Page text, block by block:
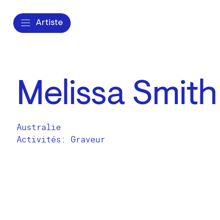
Artiste
Melissa Smith
Australie
Activités: Graveur